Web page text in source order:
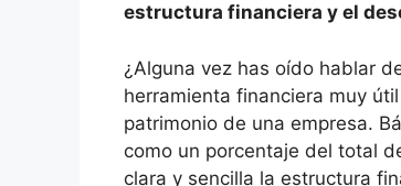
estructura financiera y el
¿Alguna vez has oído hablar
herramienta financiera muy
patrimonio de una empresa.
como un porcentaje del total
clara y sencilla la estructura